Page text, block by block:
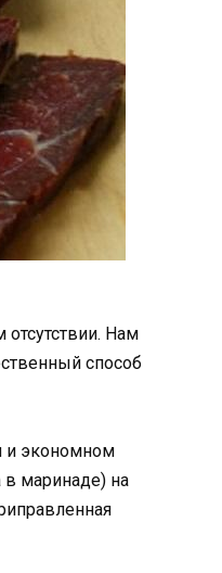
Нам
способ
и экономном
маринаде) на